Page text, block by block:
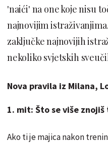
'naići' na one koje nisu
najnovijim
zaključke najnovijih
nekoliko svjetskih
Nova pravila iz Milana,
1. mit: Što se više
Ako ti je majica nakon